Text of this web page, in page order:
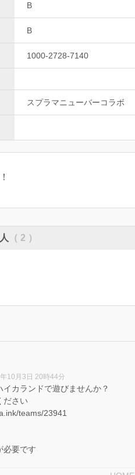
B
B
1000-2728-7140
スプラマニューバーコラボ
（ 2 ）
10月3日 20時44分
イカランドで遊びませんか？
ださい
teams/23941
必要です